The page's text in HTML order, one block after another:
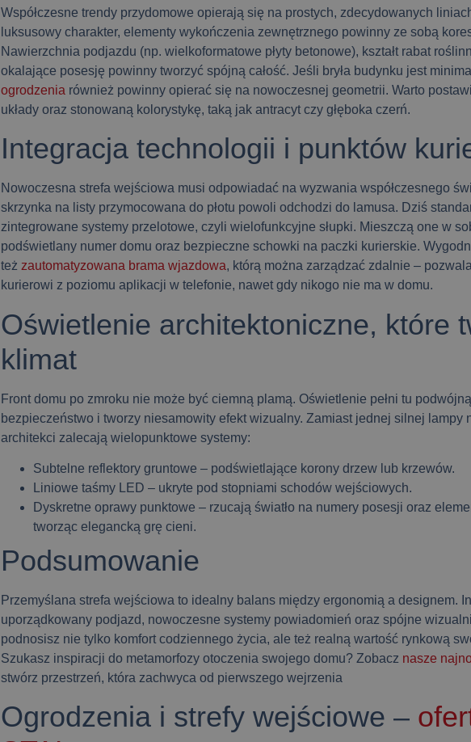
Współczesne trendy przydomowe opierają się na prostych, zdecydowanych
luksusowy charakter, elementy wykończenia zewnętrznego powinny ze sobą
Nawierzchnia podjazdu (np. wielkoformatowe płyty betonowe), kształt rabat
okalające posesję powinny tworzyć spójną całość. Jeśli bryła budynku jest
ogrodzenia również powinny opierać się na nowoczesnej geometrii. Warto
układy oraz stonowaną kolorystykę, taką jak antracyt czy głęboka czerń.
Integracja technologii i punktów
Nowoczesna strefa wejściowa musi odpowiadać na wyzwania współczesnego
skrzynka na listy przymocowana do płotu powoli odchodzi do lamusa. Dziś
zintegrowane systemy przelotowe, czyli wielofunkcyjne słupki. Mieszczą one w
podświetlany numer domu oraz bezpieczne schowki na paczki kurierskie.
też zautomatyzowana brama wjazdowa, którą można zarządzać zdalnie –
kurierowi z poziomu aplikacji w telefonie, nawet gdy nikogo nie ma w domu.
Oświetlenie architektoniczne, które
klimat
Front domu po zmroku nie może być ciemną plamą. Oświetlenie pełni tu
bezpieczeństwo i tworzy niesamowity efekt wizualny. Zamiast jednej silnej lampy
architekci zalecają wielopunktowe systemy:
Subtelne reflektory gruntowe – podświetlające korony drzew lub krzewów.
Liniowe taśmy LED – ukryte pod stopniami schodów wejściowych.
Dyskretne oprawy punktowe – rzucają światło na numery posesji oraz
tworząc elegancką grę cieni.
Podsumowanie
Przemyślana strefa wejściowa to idealny balans między ergonomią a designem.
uporządkowany podjazd, nowoczesne systemy powiadomień oraz spójne
podnosisz nie tylko komfort codziennego życia, ale też realną wartość rynkową
Szukasz inspiracji do metamorfozy otoczenia swojego domu? Zobacz nasze
stwórz przestrzeń, która zachwyca od pierwszego wejrzenia
Ogrodzenia i strefy wejściowe –